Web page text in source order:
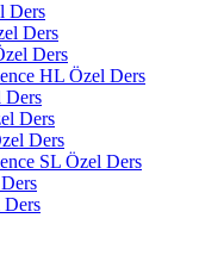
Ders
Ders
Ders
HL Özel Ders
Ders
Ders
Ders
SL Özel Ders